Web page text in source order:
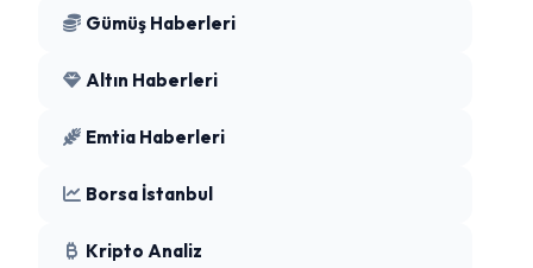
Gümüş Haberleri
Altın Haberleri
Emtia Haberleri
Borsa İstanbul
Kripto Analiz